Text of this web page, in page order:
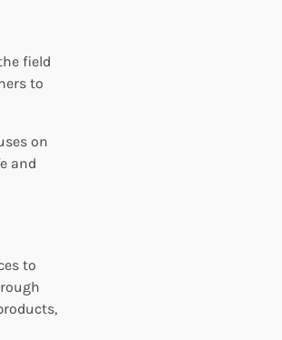
field
to
on
and
to